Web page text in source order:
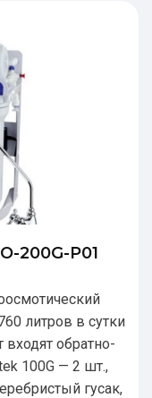
200G-P01
литров в сутки
входят обратно-
100G — 2 шт.,
гусак,